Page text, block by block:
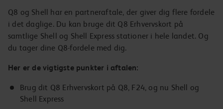
Q8 og Shell har en partneraftale, der giver dig flere fordele
i det daglige. Du kan bruge dit Q8 Erhvervskort på
samtlige Shell og Shell Express stationer i hele landet. Og
du tager dine Q8-fordele med dig.
Her er de vigtigste punkter i aftalen:
Brug dit Q8 Erhvervskort på Q8, F24, og nu Shell og
Shell Express